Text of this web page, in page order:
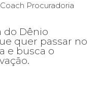
Procuradoria
do Dênio
quer passar no
e busca o